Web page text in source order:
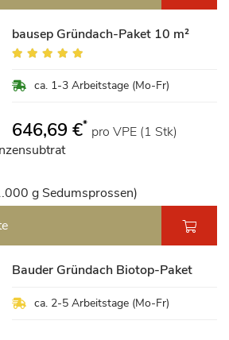
bausep Gründach-Paket 10 m²
Bewertung:
ca. 1-3 Arbeitstage (Mo-Fr)
646,69 €* pro VPE (1 Stk)
g Sedumsprossen)
Bauder Gründach Biotop-Paket
ca. 2-5 Arbeitstage (Mo-Fr)